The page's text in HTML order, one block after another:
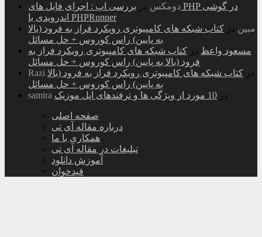
دومکس در بررسی اپ : اجرای فایل های PHP در گوشی
اندرویدی با PHPRunner
مبین در کتاب شبکه های کامپیوتری رویکرد فراز به فرود (بالا
به پایین) راس کوروس + حل مسائل
مسعود واعظ در کتاب شبکه های کامپیوتری رویکرد فراز به
فرود (بالا به پایین) راس کوروس + حل مسائل
Razi
در کتاب شبکه های کامپیوتری رویکرد فراز به فرود (بالا
به پایین) راس کوروس + حل مسائل
samira
در 10 مورد از ویژگی ها و ترفندهای اپل موزیک
صفحه اصلی
درباره مقاله آی تی
همکاری با ما
تبلیغات در مقاله آی تی
آموزش دانلود
فیدخوان